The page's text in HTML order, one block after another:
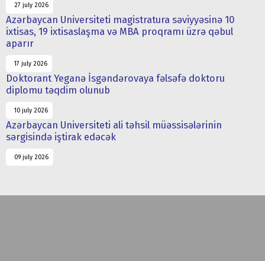
27 july 2026
Azərbaycan Universiteti magistratura səviyyəsinə 10
ixtisas, 19 ixtisaslaşma və MBA proqramı üzrə qəbul
aparır
17 july 2026
Doktorant Yeganə İsgəndərovaya fəlsəfə doktoru
diplomu təqdim olunub
10 july 2026
Azərbaycan Universiteti ali təhsil müəssisələrinin
sərgisində iştirak edəcək
09 july 2026